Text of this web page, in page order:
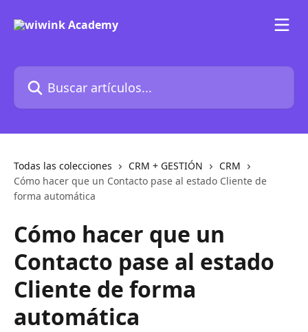
Buscar artículos...
Todas las colecciones CRM + GESTIÓN
CRM
Cómo hacer que un Contacto pase al estado Cliente de
forma automática
Cómo hacer que un
Contacto pase al estado
Cliente de forma
automática